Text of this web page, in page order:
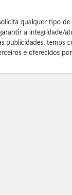
qualquer tipo
a integridade/
publicidades, temos
e oferecidos